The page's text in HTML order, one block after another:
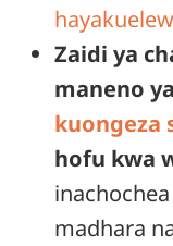
Zaidi ya
maneno
kuongeza
hofu kwa
madhara